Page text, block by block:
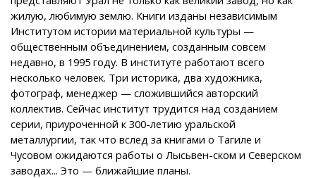
жилую, любимую землю. Книги изданы независимым
Институтом истории материальной культуры —
общественным объединением, созданным совсем
недавно, в 1995 году. В институте работают всего
несколько человек. Три историка, два художника,
фотограф, менеджер — сложившийся авторский
коллектив. Сейчас институт трудится над созданием
серии, приуроченной к 300-летию уральской
металлургии, так что вслед за книгами о Тагиле и
Чусовом ожидаются работы о Лысьвен-ском и Северском
заводах... Это — ближайшие планы.